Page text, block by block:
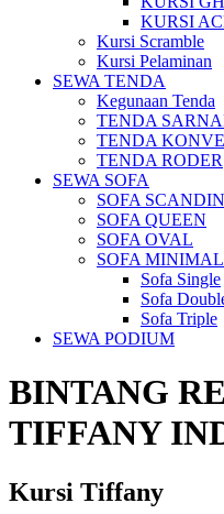
KURSI
Kursi Scramble
Kursi Pelaminan
SEWA TENDA
Kegunaan Tenda
TENDA
TENDA
TENDA RODER
SEWA SOFA
SOFA
SOFA QUEEN
SOFA OVAL
SOFA
Sofa Single
Sofa
Sofa Triple
SEWA PODIUM
BINTANG
TIFFANY
Kursi Tiffany